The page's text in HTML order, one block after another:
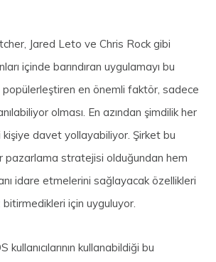
Jared Leto ve Chris Rock gibi
içinde barındıran uygulamayı bu
popülerleştiren en önemli faktör, sadece
olması. En azından şimdilik her
kişiye davet yollayabiliyor. Şirket bu
pazarlama stratejisi olduğundan hem
idare etmelerini sağlayacak özellikleri
için uyguluyor.
kullanıcılarının kullanabildiği bu